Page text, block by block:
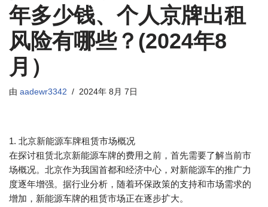
年多少钱、个人京牌出租
风险有哪些？(2024年8
月）
由 aadewr3342 2024年 8月 7日
1. 北京新能源车牌租赁市场概况
在探讨租赁北京新能源车牌的费用之前，首先需要了解当前市
场概况。北京作为我国首都和经济中心，对新能源车的推广力
度逐年增强。据行业分析，随着环保政策的支持和市场需求的
增加，新能源车牌的租赁市场正在逐步扩大。